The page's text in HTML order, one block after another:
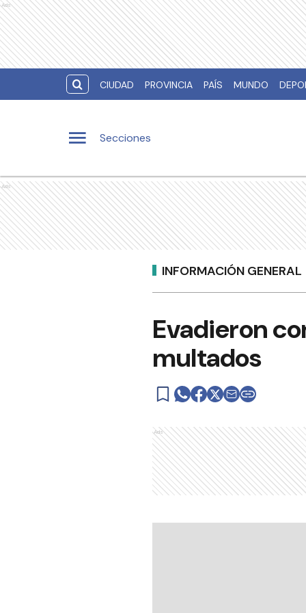
Ads
CIUDAD PROVINCIA PAÍS MUNDO
Secciones
Ads
INFORMACIÓN GENERAL
Evadieron
multados
Ads